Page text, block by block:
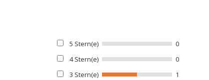
5 Stern(e)
0
4 Stern(e)
0
3 Stern(e)
1